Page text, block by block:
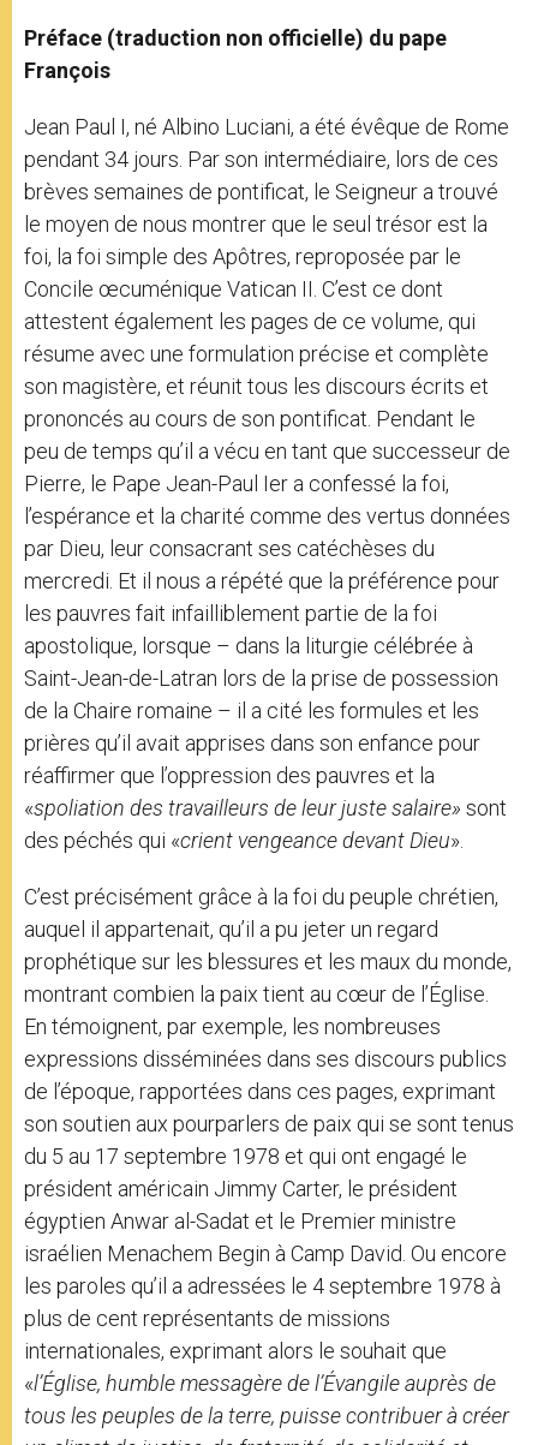
Préface (traduction non officielle) du pape
François
Jean Paul I, né Albino Luciani, a été évêque de Rome
pendant 34 jours. Par son intermédiaire, lors de ces
brèves semaines de pontificat, le Seigneur a trouvé
le moyen de nous montrer que le seul trésor est la
foi, la foi simple des Apôtres, reproposée par le
Concile œcuménique Vatican II. C’est ce dont
attestent également les pages de ce volume, qui
résume avec une formulation précise et complète
son magistère, et réunit tous les discours écrits et
prononcés au cours de son pontificat. Pendant le
peu de temps qu’il a vécu en tant que successeur de
Pierre, le Pape Jean-Paul Ier a confessé la foi,
l’espérance et la charité comme des vertus données
par Dieu, leur consacrant ses catéchèses du
mercredi. Et il nous a répété que la préférence pour
les pauvres fait infailliblement partie de la foi
apostolique, lorsque – dans la liturgie célébrée à
Saint-Jean-de-Latran lors de la prise de possession
de la Chaire romaine – il a cité les formules et les
prières qu’il avait apprises dans son enfance pour
réaffirmer que l’oppression des pauvres et la
«spoliation des travailleurs de leur juste salaire» sont
des péchés qui «crient vengeance devant Dieu».
C’est précisément grâce à la foi du peuple chrétien,
auquel il appartenait, qu’il a pu jeter un regard
prophétique sur les blessures et les maux du monde,
montrant combien la paix tient au cœur de l’Église.
En témoignent, par exemple, les nombreuses
expressions disséminées dans ses discours publics
de l’époque, rapportées dans ces pages, exprimant
son soutien aux pourparlers de paix qui se sont tenus
du 5 au 17 septembre 1978 et qui ont engagé le
président américain Jimmy Carter, le président
égyptien Anwar al-Sadat et le Premier ministre
israélien Menachem Begin à Camp David. Ou encore
les paroles qu’il a adressées le 4 septembre 1978 à
plus de cent représentants de missions
internationales, exprimant alors le souhait que
«l’Église, humble messagère de l’Évangile auprès de
tous les peuples de la terre, puisse contribuer à créer